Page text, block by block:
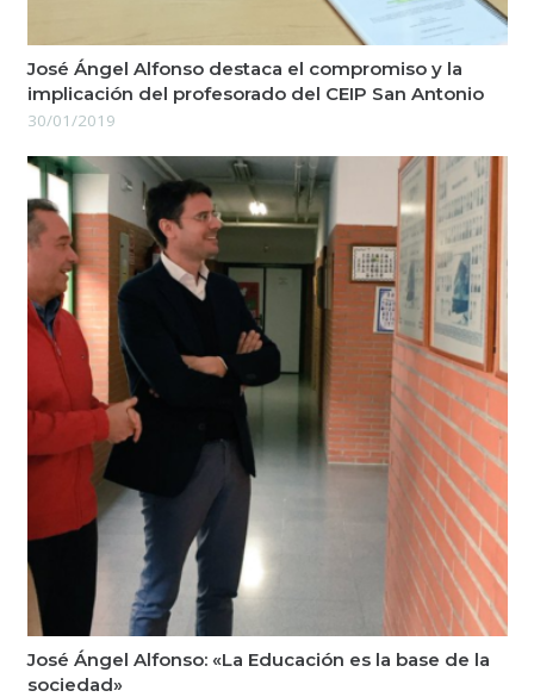
José Ángel Alfonso destaca el compromiso y la
implicación del profesorado del CEIP San Antonio
30/01/2019
José Ángel Alfonso: «La Educación es la base de la
sociedad»